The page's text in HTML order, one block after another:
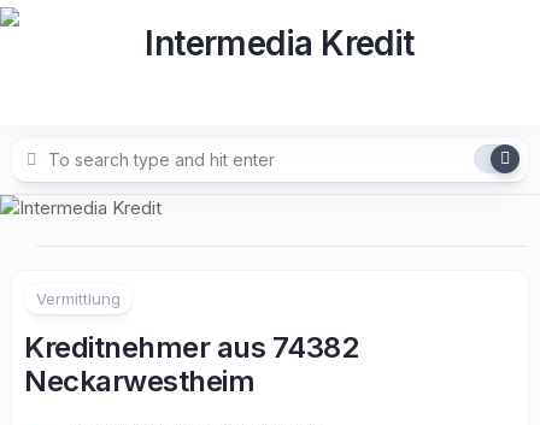
Skip
Vermittlung
Kreditnehmer aus 74382
Neckarwestheim